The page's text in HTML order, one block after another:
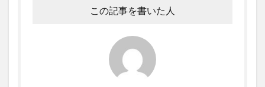
この記事を書いた人